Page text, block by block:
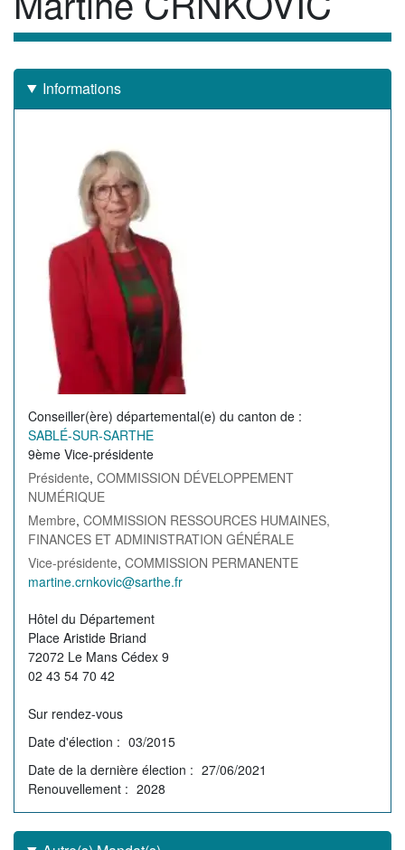
Informations
Conseiller(ère) départemental(e) du canton de
SABLÉ-SUR-SARTHE
9ème Vice-présidente
Présidente, COMMISSION DÉVELOPPEMENT
NUMÉRIQUE
Membre, COMMISSION RESSOURCES HUMAINES,
FINANCES ET ADMINISTRATION GÉNÉRALE
Vice-présidente, COMMISSION PERMANENTE
Courriel
l'élu(e)
martine.crnkovic@sarthe.fr
Permanence
Hôtel du Département
Place Aristide Briand
72072 Le Mans Cédex 9
02 43 54 70 42
Sur rendez-vous
Date d'élection
03/2015
Date de la dernière élection
27/06/2021
Renouvellement
2028